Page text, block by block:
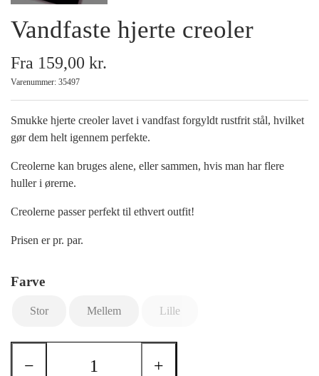
Vandfaste hjerte creoler
Fra 159,00 kr.
Varenummer: 35497
Smukke hjerte creoler lavet i vandfast forgyldt rustfrit stål, hvilket
gør dem helt igennem perfekte.
Creolerne kan bruges alene, eller sammen, hvis man har flere
huller i ørerne.
Creolerne passer perfekt til ethvert outfit!
Prisen er pr. par.
Farve
Stor Mellem Lille
− +